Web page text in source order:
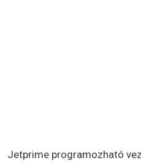
Jetprime programozható